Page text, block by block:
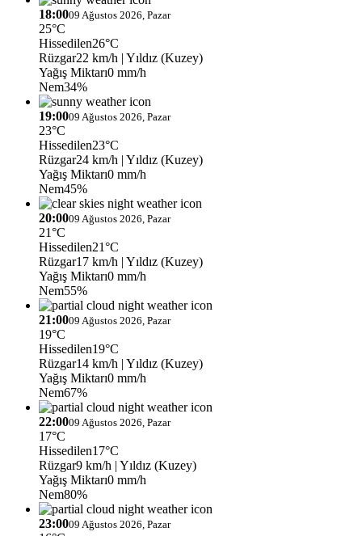
18:0009 Ağustos 2026, Pazar
25°C
Hissedilen26°C
Rüzgar22 km/h | Yıldız (Kuzey)
Yağış Miktarı0 mm/h
Nem34%
19:0009 Ağustos 2026, Pazar
23°C
Hissedilen23°C
Rüzgar24 km/h | Yıldız (Kuzey)
Yağış Miktarı0 mm/h
Nem45%
20:0009 Ağustos 2026, Pazar
21°C
Hissedilen21°C
Rüzgar17 km/h | Yıldız (Kuzey)
Yağış Miktarı0 mm/h
Nem55%
21:0009 Ağustos 2026, Pazar
19°C
Hissedilen19°C
Rüzgar14 km/h | Yıldız (Kuzey)
Yağış Miktarı0 mm/h
Nem67%
22:0009 Ağustos 2026, Pazar
17°C
Hissedilen17°C
Rüzgar9 km/h | Yıldız (Kuzey)
Yağış Miktarı0 mm/h
Nem80%
23:0009 Ağustos 2026, Pazar